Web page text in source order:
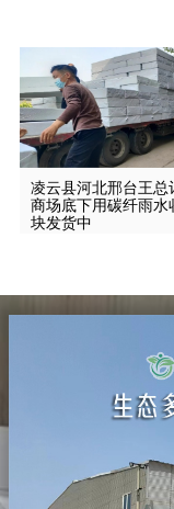
凌云县河北邢台王总
商场底下用碳纤雨水
块发货中